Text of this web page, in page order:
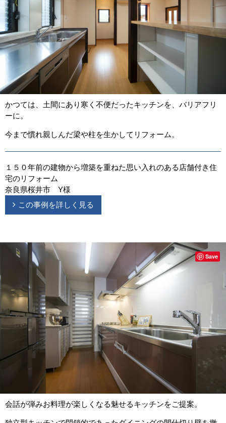
かつては、土間にあり寒く不便だったキッチンを、バリアフリ
ーに。
今まで慣れ親しんだ梁や柱を生かしてリフォーム。
１５０年前の建物から増築を重ねた思い入れのある店舗付き住
宅のリフォーム
奈良県桜井市 Y様
この事例を詳しく見る
会話が弾みお料理が楽しくなる魅せるキッチンをご提案。
Save